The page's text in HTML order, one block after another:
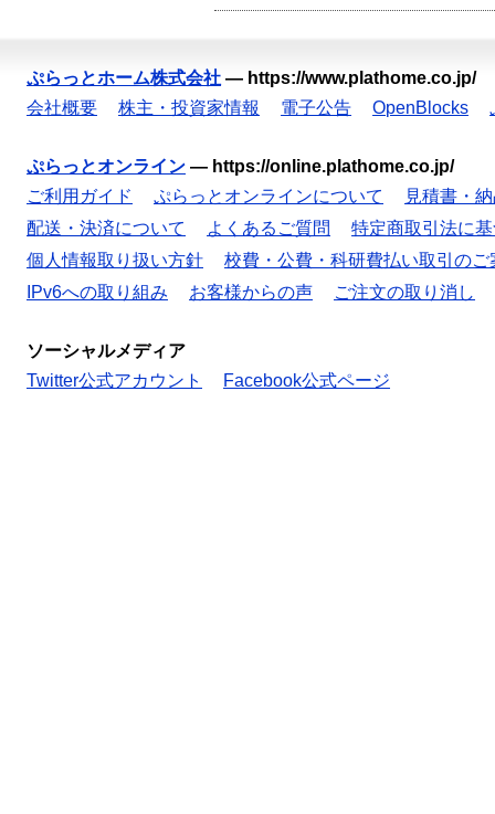
ぷらっとホーム株式会社 — https://www.plathome.co.jp/
会社概要
株主・投資家情報 電子公告 OpenBlocks
ぷらっとオンライン — https://online.plathome.co.jp/
ご利用ガイド
ぷらっとオンラインについて
見積書・
配送・決済について
よくあるご質問
特定商取引法に
個人情報取り扱い方針
校費・公費・科研費払い取引のご
IPv6への取り組み
お客様からの声 ご注文の取り消し
ソーシャルメディア
Twitter公式アカウント
Facebook公式ページ